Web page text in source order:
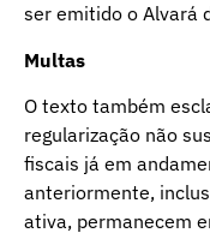
ser emitido o Alvará
Multas
O texto também
regularização não
fiscais já em
anteriormente,
ativa, permanecem